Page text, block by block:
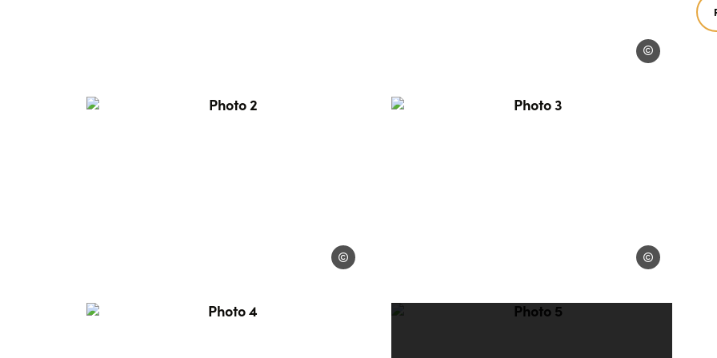
Bike truck Albera
Photo 2, © Bike truck Albera
Bike truck Albera
Photo 3, © Bike truck Albera
Bike truck Albera
Photo 4, © Bike truck Albera Photo 5, © Bike truck Albera